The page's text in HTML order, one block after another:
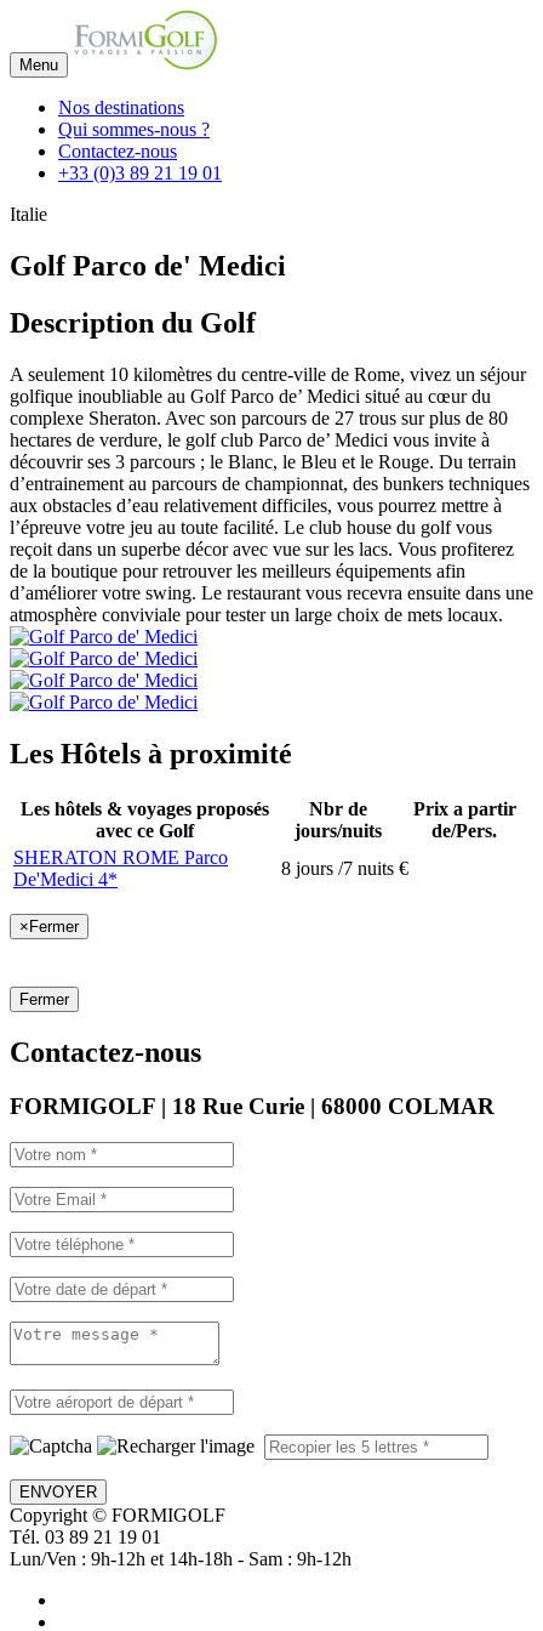
Menu
Nos destinations
Qui sommes-nous ?
Contactez-nous
+33 (0)3 89 21 19 01
Italie
Golf Parco de' Medici
Description du Golf
A seulement 10 kilomètres du centre-ville de Rome, vivez un séjour
golfique inoubliable au Golf Parco de’ Medici situé au cœur du
complexe Sheraton. Avec son parcours de 27 trous sur plus de 80
hectares de verdure, le golf club Parco de’ Medici vous invite à
découvrir ses 3 parcours ; le Blanc, le Bleu et le Rouge. Du terrain
d’entrainement au parcours de championnat, des bunkers techniques
aux obstacles d’eau relativement difficiles, vous pourrez mettre à
l’épreuve votre jeu au toute facilité. Le club house du golf vous
reçoit dans un superbe décor avec vue sur les lacs. Vous profiterez
de la boutique pour retrouver les meilleurs équipements afin
d’améliorer votre swing. Le restaurant vous recevra ensuite dans une
atmosphère conviviale pour tester un large choix de mets locaux.
Les Hôtels à proximité
Les hôtels & voyages proposés
avec ce Golf
Nbr de
jours/nuits
Prix a partir
de/Pers.
SHERATON ROME Parco
De'Medici 4*
8 jours /7 nuits €
×Fermer
Fermer
Contactez-nous
FORMIGOLF | 18 Rue Curie | 68000 COLMAR
ENVOYER
Copyright © FORMIGOLF
Tél. 03 89 21 19 01
Lun/Ven : 9h-12h et 14h-18h - Sam : 9h-12h